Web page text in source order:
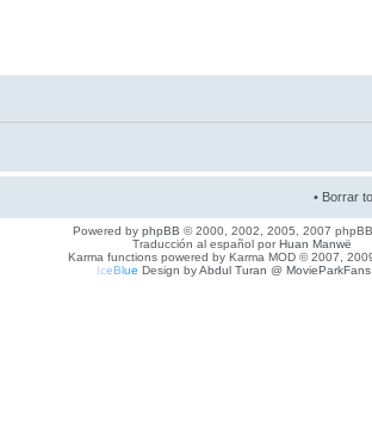
• Borrar
Powered by phpBB © 2000, 2002, 2005, 2007
Traducción al español porHuan Manwë
Karma functions powered by Karma MOD © 2007,
IceBlue Design byAbdul Turan @